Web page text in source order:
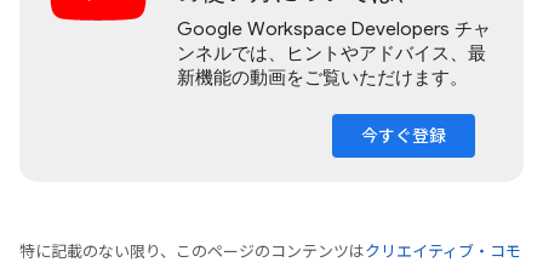
Google Workspace Developers チャ
ンネルでは、ヒントやアドバイス、最
新機能の動画をご覧いただけます。
今すぐ登録
特に記載のない限り、このページのコンテンツはクリエイティブ・コモ